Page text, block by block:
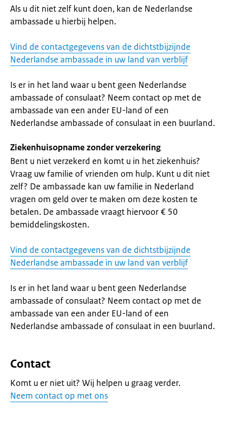
Als u dit niet zelf kunt doen, kan de Nederlandse
ambassade u hierbij helpen.
Vind de contactgegevens van de dichtstbijzijnde
Nederlandse ambassade in uw land van verblijf
Is er in het land waar u bent geen Nederlandse
ambassade of consulaat? Neem contact op met de
ambassade van een ander EU-land of een
Nederlandse ambassade of consulaat in een buurland.
Ziekenhuisopname zonder verzekering
Bent u niet verzekerd en komt u in het ziekenhuis?
Vraag uw familie of vrienden om hulp. Kunt u dit niet
zelf? De ambassade kan uw familie in Nederland
vragen om geld over te maken om deze kosten te
betalen. De ambassade vraagt hiervoor € 50
bemiddelingskosten.
Vind de contactgegevens van de dichtstbijzijnde
Nederlandse ambassade in uw land van verblijf
Is er in het land waar u bent geen Nederlandse
ambassade of consulaat? Neem contact op met de
ambassade van een ander EU-land of een
Nederlandse ambassade of consulaat in een buurland.
Contact
Komt u er niet uit? Wij helpen u graag verder.
Neem contact op met ons